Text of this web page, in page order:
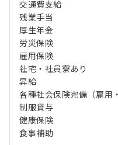
交通費支給
残業手当
厚生年金
労災保険
雇用保険
社宅・社員寮あり
昇給
各種社会保険完備（雇用
制服貸与
健康保険
食事補助